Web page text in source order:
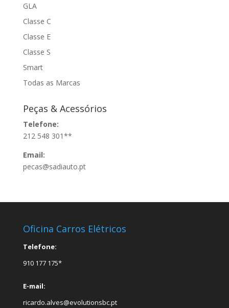
GLA
Classe C
Classe E
Classe S
Smart
Todas as Marcas
Peças & Acessórios
Telefone:
212 548 301**
Email:
pecas@sadiauto.pt
Oficina Carros Elétricos
Telefone:
910 177 175*
E-mail:
ricardo.alves@evolutionsbc.pt